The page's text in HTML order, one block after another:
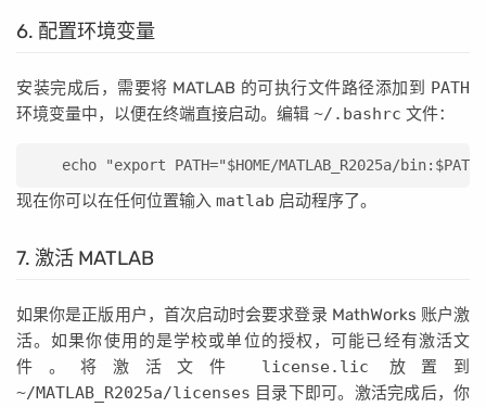
6. 配置环境变量
安装完成后，需要将 MATLAB 的可执行文件路径添加到
PATH
环境变量中，以便在终端直接启动。编辑 ~/.bashrc 文件：
echo "export PATH="$HOME/MATLAB_R2025a/
现在你可以在任何位置输入 matlab 启动程序了。
7. 激活 MATLAB
如果你是正版用户，首次启动时会要求登录 MathWorks 账户激
活。如果你使用的是学校或单位的授权，可能已经有激活文
件。将激活文件 license.lic 放置到
~/MATLAB_R2025a/licenses 目录下即可。激活完成后，你